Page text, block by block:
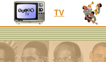
TV